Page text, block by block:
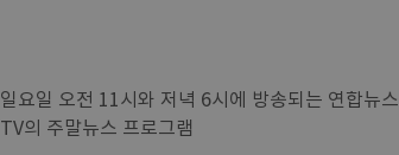
일요일 오전 11시와 저녁 6시에 방송되는 연합뉴스
TV의 주말뉴스 프로그램